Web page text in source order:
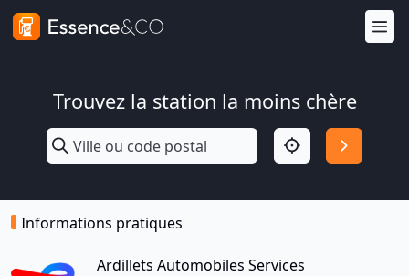
Trouvez la station la moins chère
Informations pratiques
Ardillets Automobiles Services